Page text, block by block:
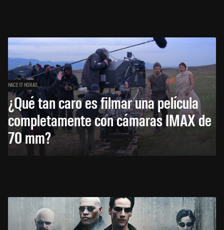
HACE 17 HORAS
¿Qué tan caro es filmar una película
completamente con cámaras IMAX de
70 mm?